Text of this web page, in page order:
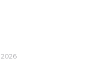
2026